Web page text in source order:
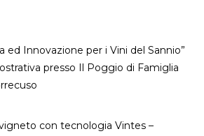
ed Innovazione per i Vini del Sannio”
presso Il Poggio di Famiglia
con tecnologia Vintes –